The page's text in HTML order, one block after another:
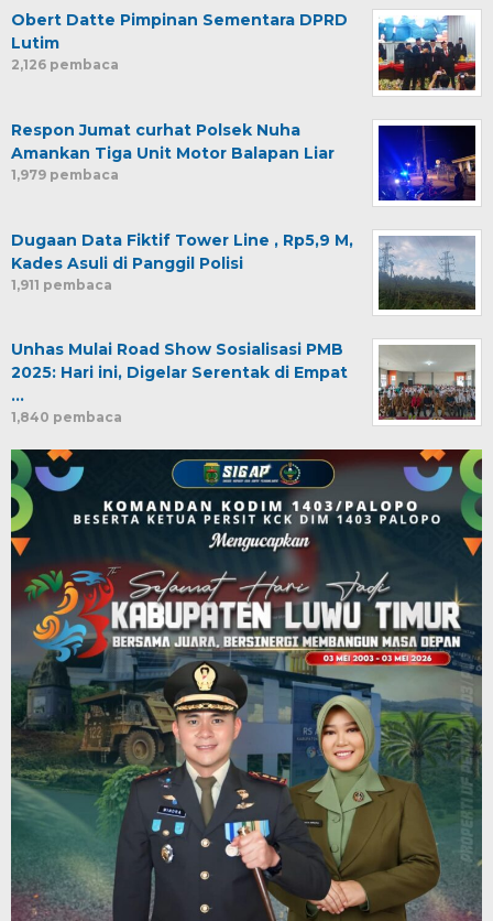
Obert Datte Pimpinan Sementara DPRD
Lutim
2,126 pembaca
Respon Jumat curhat Polsek Nuha
Amankan Tiga Unit Motor Balapan Liar
1,979 pembaca
Dugaan Data Fiktif Tower Line , Rp5,9 M,
Kades Asuli di Panggil Polisi
1,911 pembaca
Unhas Mulai Road Show Sosialisasi PMB
2025: Hari ini, Digelar Serentak di Empat
…
1,840 pembaca